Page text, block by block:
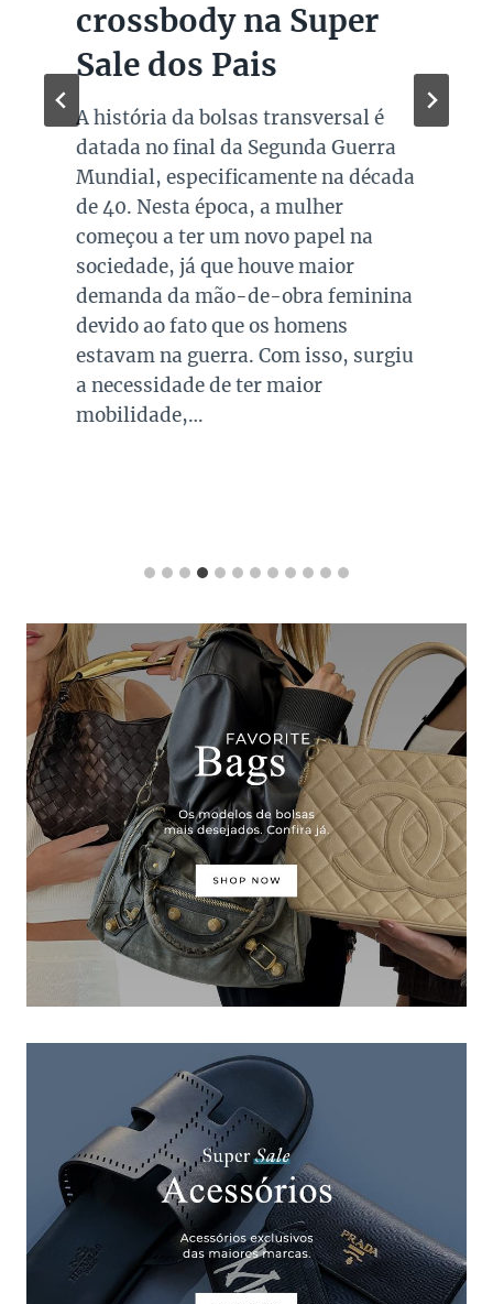
crossbody na Super
Sale dos Pais
A história da bolsas transversal é
datada no final da Segunda Guerra
Mundial, especificamente na década
de 40. Nesta época, a mulher
começou a ter um novo papel na
sociedade, já que houve maior
demanda da mão-de-obra feminina
devido ao fato que os homens
estavam na guerra. Com isso, surgiu
a necessidade de ter maior
mobilidade,…